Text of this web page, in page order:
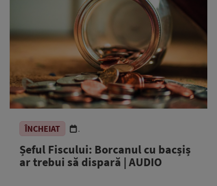
ÎNCHEIAT .
Șeful Fiscului: Borcanul cu bacșiș
ar trebui să dispară | AUDIO